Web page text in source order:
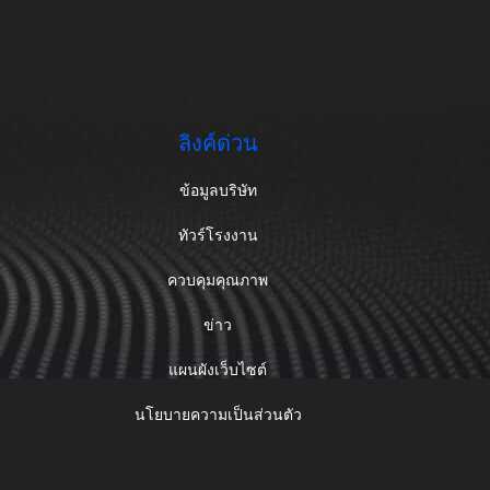
ลิงค์ด่วน
ข้อมูลบริษัท
ทัวร์โรงงาน
ควบคุมคุณภาพ
ข่าว
แผนผังเว็บไซต์
นโยบายความเป็นส่วนตัว